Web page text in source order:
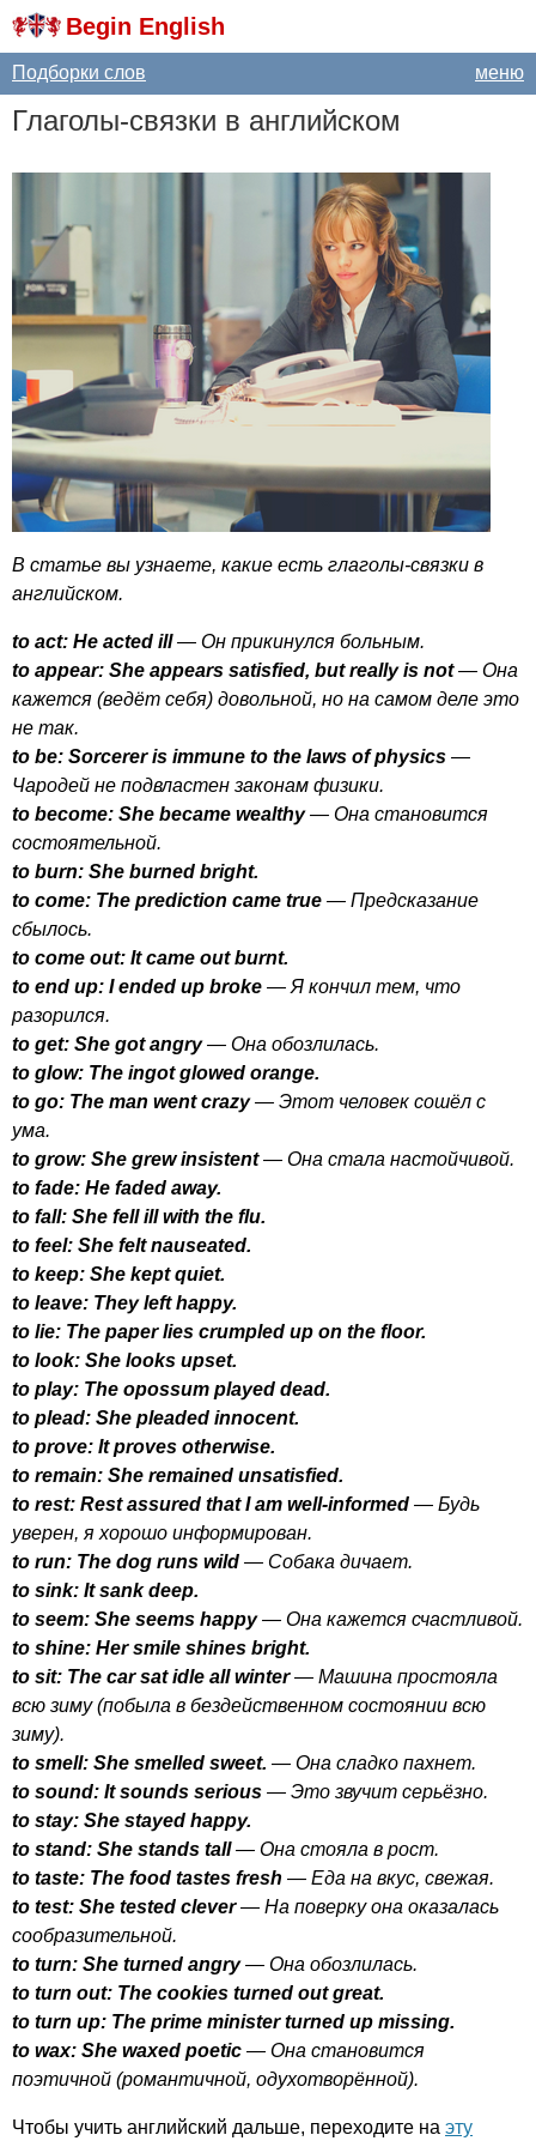
Begin English
меню
Подборки слов
Глаголы-связки в английском
В статье вы узнаете, какие есть глаголы-связки в
английском.
to act: He acted ill — Он прикинулся больным.
to appear: She appears satisfied, but really is not— Она
кажется (ведёт себя) довольной, но на самом деле это
не так.
to be: Sorcerer is immune to the laws of physics —
Чародей не подвластен законам физики.
to become: She became wealthy — Она становится
состоятельной.
to burn: She burned bright.
to come: The prediction came true — Предсказание
сбылось.
to come out: It came out burnt.
to end up: I ended up broke — Я кончил тем, что
разорился.
to get: She got angry— Она обозлилась.
to glow: The ingot glowed orange.
to go: The man went crazy — Этот человек сошёл с
ума.
to grow: She grew insistent — Она стала настойчивой.
to fade: He faded away.
to fall: She fell ill with the flu.
to feel: She felt nauseated.
to keep: She kept quiet.
to leave: They left happy.
to lie: The paper lies crumpled up on the floor.
to look: She looks upset.
to play: The opossum played dead.
to plead: She pleaded innocent.
to prove: It proves otherwise.
to remain: She remained unsatisfied.
to rest: Rest assured that I am well-informed — Будь
уверен, я хорошо информирован.
to run: The dog runs wild — Собака дичает.
to sink: It sank deep.
to seem: She seems happy— Она кажется счастливой.
to shine: Her smile shines bright.
to sit: The car sat idle all winter— Машина простояла
всю зиму (побыла в бездейственном состоянии всю
зиму).
to smell: She smelled sweet. — Она сладко пахнет.
to sound: It sounds serious — Это звучит серьёзно.
to stay: She stayed happy.
to stand: She stands tall — Она стояла в рост.
to taste: The food tastes fresh — Еда на вкус, свежая.
to test: She tested clever— На поверку она оказалась
сообразительной.
to turn: She turned angry— Она обозлилась.
to turn out: The cookies turned out great.
to turn up: The prime minister turned up missing.
to wax: She waxed poetic — Она становится
поэтичной (романтичной, одухотворённой).
Чтобы учить английский дальше, переходите на эту